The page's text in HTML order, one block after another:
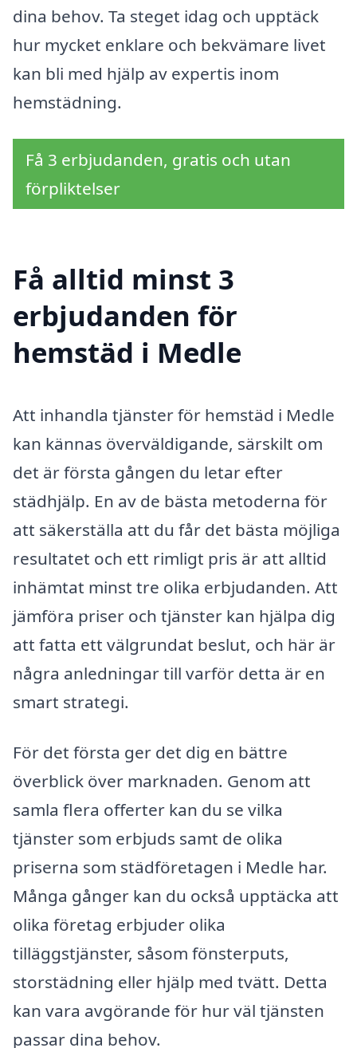
dina behov. Ta steget idag och upptäck
hur mycket enklare och bekvämare livet
kan bli med hjälp av expertis inom
hemstädning.
Få 3 erbjudanden, gratis och utan
förpliktelser
Få alltid minst 3
erbjudanden för
hemstäd i Medle
Att inhandla tjänster för hemstäd i Medle
kan kännas överväldigande, särskilt om
det är första gången du letar efter
städhjälp. En av de bästa metoderna för
att säkerställa att du får det bästa möjliga
resultatet och ett rimligt pris är att alltid
inhämtat minst tre olika erbjudanden. Att
jämföra priser och tjänster kan hjälpa dig
att fatta ett välgrundat beslut, och här är
några anledningar till varför detta är en
smart strategi.
För det första ger det dig en bättre
överblick över marknaden. Genom att
samla flera offerter kan du se vilka
tjänster som erbjuds samt de olika
priserna som städföretagen i Medle har.
Många gånger kan du också upptäcka att
olika företag erbjuder olika
tilläggstjänster, såsom fönsterputs,
storstädning eller hjälp med tvätt. Detta
kan vara avgörande för hur väl tjänsten
passar dina behov.